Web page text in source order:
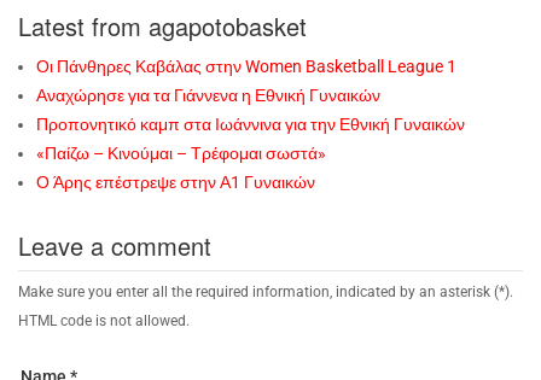
Latest from agapotobasket
Οι Πάνθηρες Καβάλας στην Women Basketball League 1
Αναχώρησε για τα Γιάννενα η Εθνική Γυναικών
Προπονητικό καμπ στα Ιωάννινα για την Εθνική Γυναικών
«Παίζω – Κινούμαι – Τρέφομαι σωστά»
Ο Άρης επέστρεψε στην Α1 Γυναικών
Leave a comment
Make sure you enter all the required information, indicated by an asterisk (*).
HTML code is not allowed.